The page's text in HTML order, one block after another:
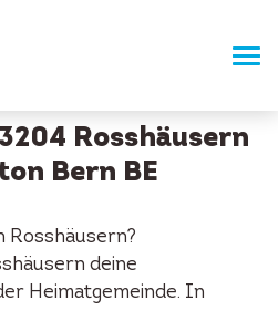
Rosshäusern
Bern BE
Rosshäusern?
deine
Heimatgemeinde. In